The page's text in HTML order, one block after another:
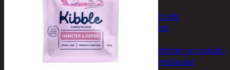
Polkupyöräily
Lukot
Keittimet ja ruokailu
Kylmälaukut